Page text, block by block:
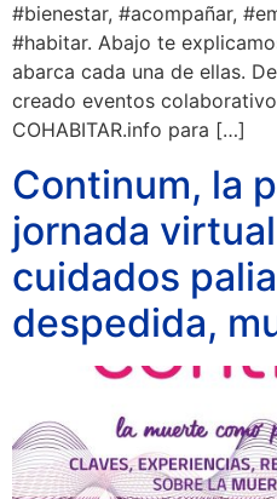
#bienestar, #acompañar,
#habitar. Abajo te
abarca cada una de ellas.
creado eventos
COHABITAR.info para […]
Continum, la
jornada
cuidados
despedida,